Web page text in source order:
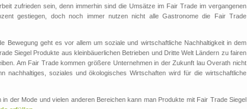
zufrieden sein, denn immerhin sind die Umsätze im Fair Trade im vergangenen
gestiegen, doch noch immer nutzen nicht alle Gastronome die Fair Trade
Bewegung geht es vor allem um soziale und wirtschaftliche Nachhaltigkeit in dem
Siegel Produkte aus kleinbäuerlichen Betrieben und Dritte Welt Ländern zu fairen
Am Fair Trade kommen größere Unternehmen in der Zukunft lau Overath nicht
nachhaltiges, soziales und ökologisches Wirtschaften wird für die wirtschaftliche
der Mode und vielen anderen Bereichen kann man Produkte mit Fair Trade Siegel